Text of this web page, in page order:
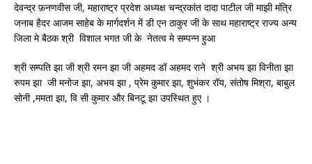
देवन्द्र फ़नणवीस जी, महाराष्ट्र प्रदेश अध्यक्ष चन्द्रकांत दादा पाटील जी माझी मंत्रि
जनाब हैदर आजम साहेब के मार्गदर्शन में डी एन ठाकुर जी के साथ महाराष्ट्र राज्य अन्य
जिला मे बैठक श्री विशाल भगत जी के नेतत्व मे सम्पन्न हुआ
श्री सम्पति झा जी श्री रमन झा जी अहमद डॉ अहमद राने श्री अभय झा विनीता झा
रुपम झा जी मनोज झा, अभय झा , प्रेम कुमार झा, शुभंकर रॉय, संतोष मिश्रा, बाबुल
सोनी ,ममता झा, वि सी कुमार और बिनटू झा उपस्थित हुए ।